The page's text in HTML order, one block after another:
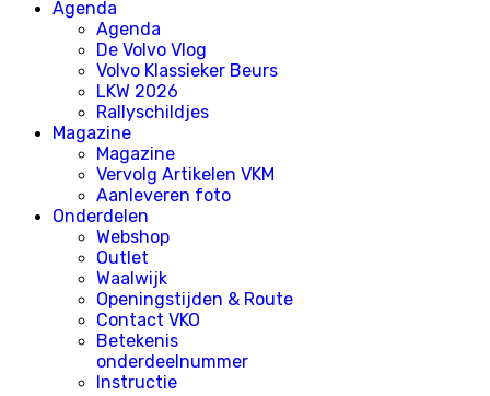
Agenda
Agenda
De Volvo Vlog
Volvo Klassieker Beurs
LKW 2026
Rallyschildjes
Magazine
Magazine
Vervolg Artikelen VKM
Aanleveren foto
Onderdelen
Webshop
Outlet
Waalwijk
Openingstijden & Route
Contact VKO
Betekenis
onderdeelnummer
Instructie